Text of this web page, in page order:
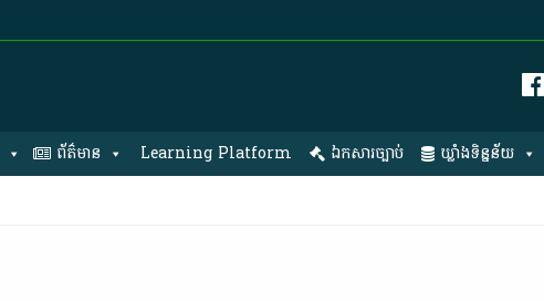
ព័ត៌មាន Learning Platform ឯកសារច្បាប់ ឃ្លាំងទិន្នន័យ